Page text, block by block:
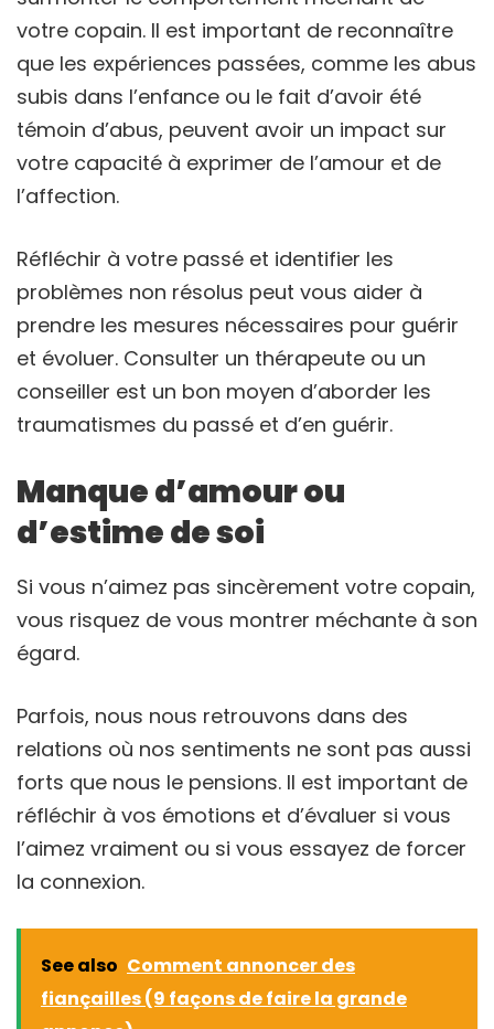
votre copain. Il est important de reconnaître
que les expériences passées, comme les abus
subis dans l’enfance ou le fait d’avoir été
témoin d’abus, peuvent avoir un impact sur
votre capacité à exprimer de l’amour et de
l’affection.
Réfléchir à votre passé et identifier les
problèmes non résolus peut vous aider à
prendre les mesures nécessaires pour guérir
et évoluer. Consulter un thérapeute ou un
conseiller est un bon moyen d’aborder les
traumatismes du passé et d’en guérir.
Manque d’amour ou
d’estime de soi
Si vous n’aimez pas sincèrement votre copain,
vous risquez de vous montrer méchante à son
égard.
Parfois, nous nous retrouvons dans des
relations où nos sentiments ne sont pas aussi
forts que nous le pensions. Il est important de
réfléchir à vos émotions et d’évaluer si vous
l’aimez vraiment ou si vous essayez de forcer
la connexion.
See also Comment annoncer des
fiançailles (9 façons de faire la grande